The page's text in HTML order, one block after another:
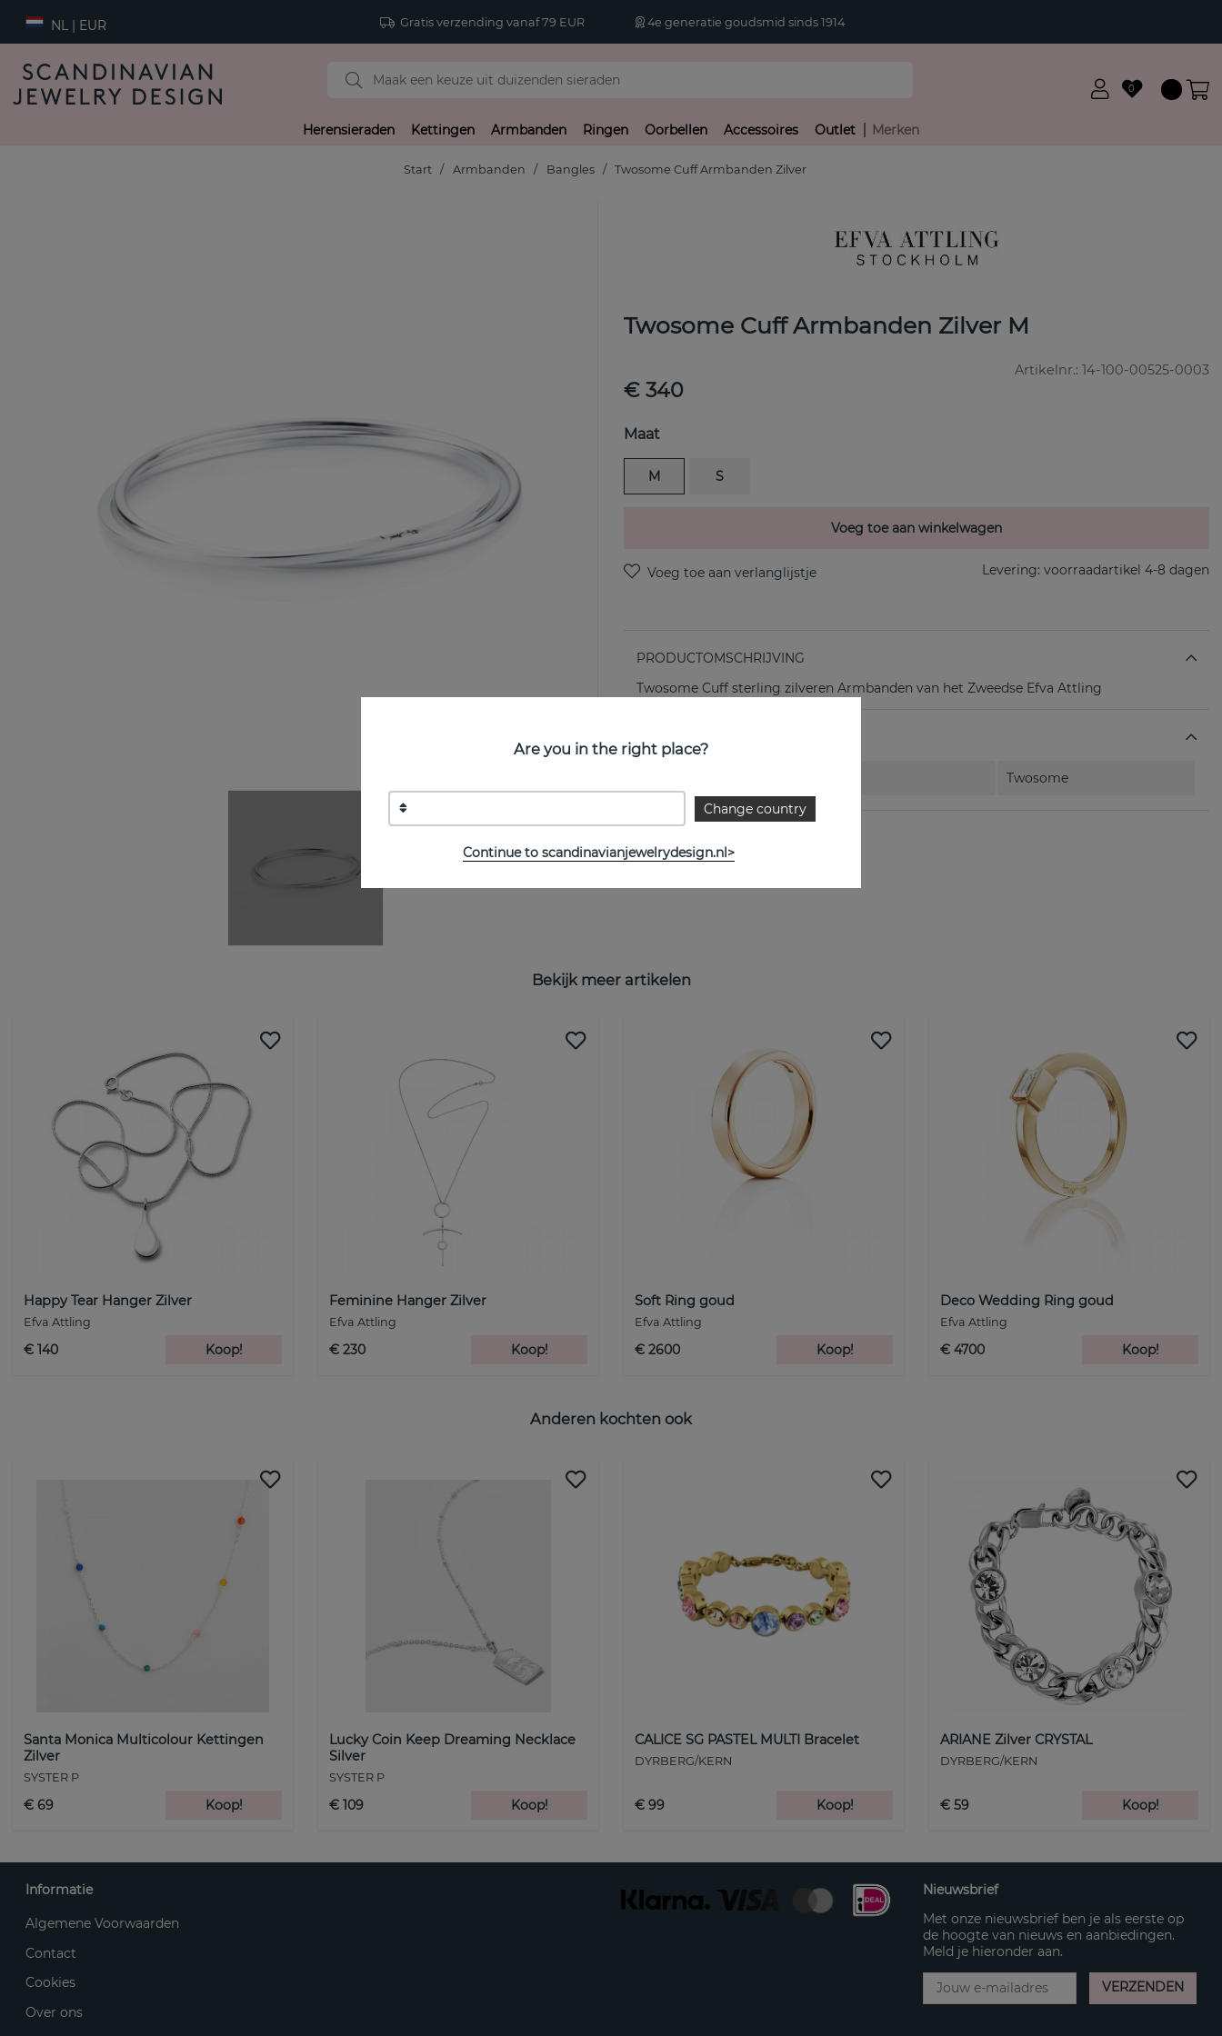
NL | EUR Gratis verzending vanaf 79 EUR 4e generatie goudsmid sinds 1914
0
Herensieraden Kettingen Armbanden Ringen Oorbellen Accessoires Outlet Merken
Start Armbanden Bangles Twosome Cuff Armbanden Zilver
Twosome Cuff Armbanden Zilver M
Artikelnr.: 14-100-00525-0003
€ 340
Maat
M S
Voeg toe aan winkelwagen
Levering: voorraadartikel 4-8 dagen
PRODUCTOMSCHRIJVING
Twosome Cuff sterling zilveren Armbanden van het Zweedse Efva Attling
Twosome
Bekijk meer artikelen
Happy Tear Hanger Zilver
Efva Attling
€ 140 Koop!
Feminine Hanger Zilver
Efva Attling
€ 230 Koop!
Soft Ring goud
Efva Attling
€ 2600 Koop!
Deco Wedding Ring goud
Efva Attling
€ 4700 Koop!
Anderen kochten ook
Santa Monica Multicolour Kettingen
Zilver
SYSTER P
€ 69 Koop!
Lucky Coin Keep Dreaming Necklace
Silver
SYSTER P
€ 109 Koop!
CALICE SG PASTEL MULTI Bracelet
DYRBERG/KERN
€ 99 Koop!
ARIANE Zilver CRYSTAL
DYRBERG/KERN
€ 59 Koop!
Are you in the right place?
Change country
Continue to scandinavianjewelrydesign.nl>
Informatie
Algemene Voorwaarden
Contact
Cookies
Over ons
Nieuwsbrief
Met onze nieuwsbrief ben je als eerste op
de hoogte van nieuws en aanbiedingen.
Meld je hieronder aan.
VERZENDEN